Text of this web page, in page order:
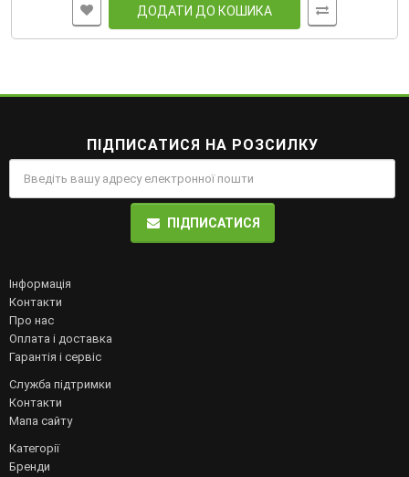
ДОДАТИ ДО КОШИКА
ПІДПИСАТИСЯ НА РОЗСИЛКУ
ПІДПИСАТИСЯ
Інформація
Контакти
Про нас
Оплата і доставка
Гарантія і сервіс
Служба підтримки
Контакти
Мапа сайту
Категорії
Бренди